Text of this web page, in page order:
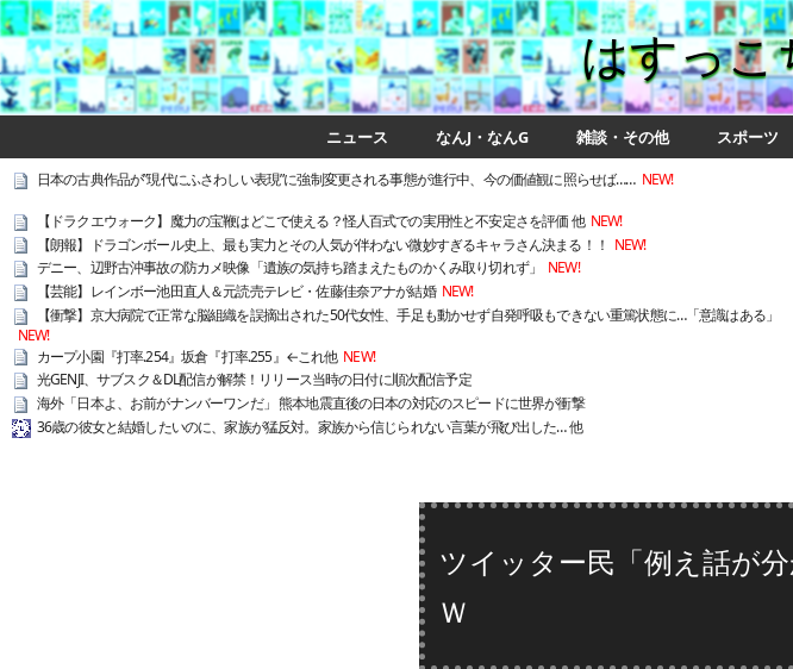
はすっこ
ニュース なんJ・なんG 雑談・その他 スポーツ
日本の古典作品が”現代にふさわしい表現”に強制変更される事態が進行中、今の価値観に照らせば…… NEW!
【ドラクエウォーク】魔力の宝鞭はどこで使える？怪人百式での実用性と不安定さを評価 他 NEW!
【朗報】ドラゴンボール史上、最も実力とその人気が伴わない微妙すぎるキャラさん決まる！！ NEW!
デニー、辺野古沖事故の防カメ映像「遺族の気持ち踏まえたものかくみ取り切れず」
NEW!
【芸能】レインボー池田直人＆元読売テレビ・佐藤佳奈アナが結婚 NEW!
【衝撃】京大病院で正常な脳組織を誤摘出された50代女性、手足も動かせず自発呼吸もできない重篤状態に…「意識はある」
NEW!
カープ小園『打率.254』坂倉『打率.255』←これ他 NEW!
光GENJI、サブスク＆DL配信が解禁！リリース当時の日付に順次配信予定
海外「日本よ、お前がナンバーワンだ」 熊本地震直後の日本の対応のスピードに世界が衝撃
36歳の彼女と結婚したいのに、家族が猛反対。家族から信じられない言葉が飛び出した… 他
ツイッター民「例え話が
Ｗ